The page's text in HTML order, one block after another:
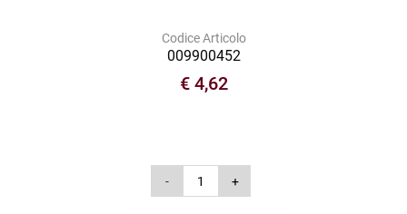
Codice Articolo
009900452
€ 4,62